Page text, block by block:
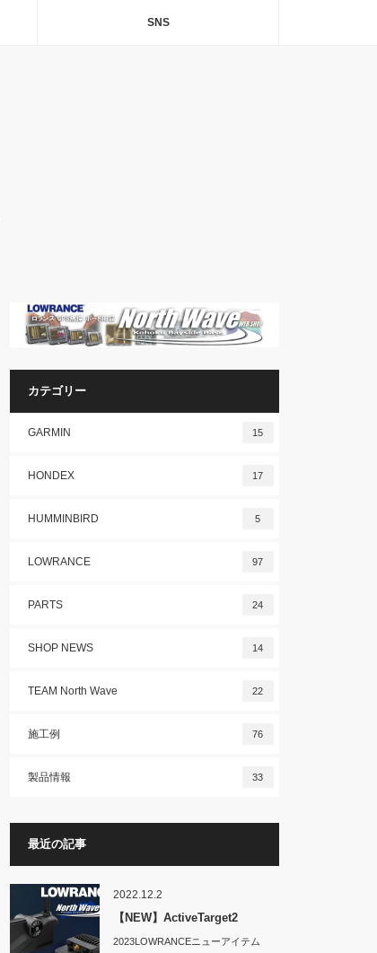
SNS
カテゴリー
GARMIN 15
HONDEX 17
HUMMINBIRD 5
LOWRANCE 97
PARTS 24
SHOP NEWS 14
TEAM North Wave 22
施工例 76
製品情報 33
最近の記事
2022.12.2
【NEW】ActiveTarget2
2023LOWRANCEニューアイテム